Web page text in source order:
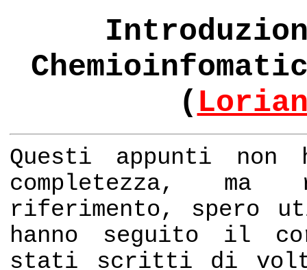
(
Questi appunti non
completezza, ma
riferimento, spero
hanno seguito il
stati scritti di